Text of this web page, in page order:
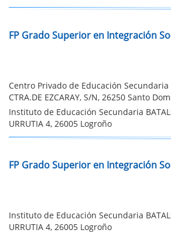
FP Grado Superior en Integración
Centro Privado de Educación Secundaria
CTRA.DE EZCARAY, S/N, 26250 Santo
Instituto de Educación Secundaria
URRUTIA 4, 26005 Logroño
FP Grado Superior en Integración
Instituto de Educación Secundaria
URRUTIA 4, 26005 Logroño